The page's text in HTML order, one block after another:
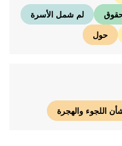
لم شمل الأسرة
حول
اللجوء والهجرة